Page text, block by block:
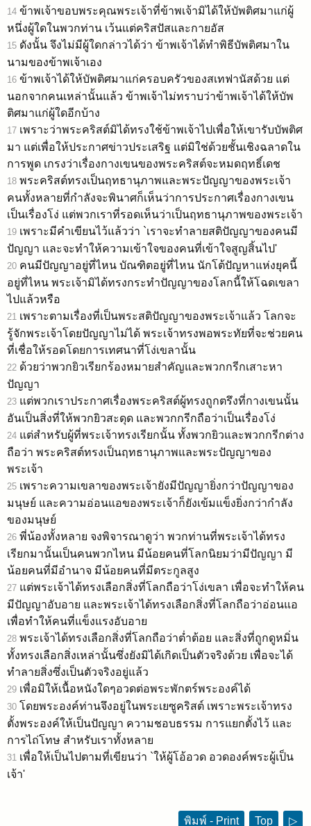
14 ข้าพเจ้าขอบพระคุณพระเจ้าที่ข้าพเจ้ามิได้ให้บัพติศมาแก่ผู้
หนึ่งผู้ใดในพวกท่าน เว้นแต่คริสปัสและกายอัส
15 ดังนั้น จึงไม่มีผู้ใดกล่าวได้ว่า ข้าพเจ้าได้ทำพิธีบัพติศมาใน
นามของข้าพเจ้าเอง
16 ข้าพเจ้าได้ให้บัพติศมาแก่ครอบครัวของสเทฟานัสด้วย แต่
นอกจากคนเหล่านั้นแล้ว ข้าพเจ้าไม่ทราบว่าข้าพเจ้าได้ให้บัพ
ติศมาแก่ผู้ใดอีกบ้าง
17 เพราะว่าพระคริสต์มิได้ทรงใช้ข้าพเจ้าไปเพื่อให้เขารับบัพติศ
มา แต่เพื่อให้ประกาศข่าวประเสริฐ แต่มิใช่ด้วยชั้นเชิงฉลาดใน
การพูด เกรงว่าเรื่องกางเขนของพระคริสต์จะหมดฤทธิ์เดช
18 พระคริสต์ทรงเป็นฤทธานุภาพและพระปัญญาของพระเจ้า
คนทั้งหลายที่กำลังจะพินาศก็เห็นว่าการประกาศเรื่องกางเขน
เป็นเรื่องโง่ แต่พวกเราที่รอดเห็นว่าเป็นฤทธานุภาพของพระเจ้า
19 เพราะมีคำเขียนไว้แล้วว่า `เราจะทำลายสติปัญญาของคนมี
ปัญญา และจะทำให้ความเข้าใจของคนที่เข้าใจสูญสิ้นไป'
20 คนมีปัญญาอยู่ที่ไหน บัณฑิตอยู่ที่ไหน นักโต้ปัญหาแห่งยุคนี้
อยู่ที่ไหน พระเจ้ามิได้ทรงกระทำปัญญาของโลกนี้ให้โฉดเขลา
ไปแล้วหรือ
21 เพราะตามเรื่องที่เป็นพระสติปัญญาของพระเจ้าแล้ว โลกจะ
รู้จักพระเจ้าโดยปัญญาไม่ได้ พระเจ้าทรงพอพระทัยที่จะช่วยคน
ที่เชื่อให้รอดโดยการเทศนาที่โง่เขลานั้น
22 ด้วยว่าพวกยิวเรียกร้องหมายสำคัญและพวกกรีกเสาะหา
ปัญญา
23 แต่พวกเราประกาศเรื่องพระคริสต์ผู้ทรงถูกตรึงที่กางเขนนั้น
อันเป็นสิ่งที่ให้พวกยิวสะดุด และพวกกรีกถือว่าเป็นเรื่องโง่
24 แต่สำหรับผู้ที่พระเจ้าทรงเรียกนั้น ทั้งพวกยิวและพวกกรีกต่าง
ถือว่า พระคริสต์ทรงเป็นฤทธานุภาพและพระปัญญาของ
พระเจ้า
25 เพราะความเขลาของพระเจ้ายังมีปัญญายิ่งกว่าปัญญาของ
มนุษย์ และความอ่อนแอของพระเจ้าก็ยังเข้มแข็งยิ่งกว่ากำลัง
ของมนุษย์
26 พี่น้องทั้งหลาย จงพิจารณาดูว่า พวกท่านที่พระเจ้าได้ทรง
เรียกมานั้นเป็นคนพวกไหน มีน้อยคนที่โลกนิยมว่ามีปัญญา มี
น้อยคนที่มีอำนาจ มีน้อยคนที่มีตระกูลสูง
27 แต่พระเจ้าได้ทรงเลือกสิ่งที่โลกถือว่าโง่เขลา เพื่อจะทำให้คน
มีปัญญาอับอาย และพระเจ้าได้ทรงเลือกสิ่งที่โลกถือว่าอ่อนแอ
เพื่อทำให้คนที่แข็งแรงอับอาย
28 พระเจ้าได้ทรงเลือกสิ่งที่โลกถือว่าต่ำต้อย และสิ่งที่ถูกดูหมิ่น
ทั้งทรงเลือกสิ่งเหล่านั้นซึ่งยังมิได้เกิดเป็นตัวจริงด้วย เพื่อจะได้
ทำลายสิ่งซึ่งเป็นตัวจริงอยู่แล้ว
29 เพื่อมิให้เนื้อหนังใดๆอวดต่อพระพักตร์พระองค์ได้
30 โดยพระองค์ท่านจึงอยู่ในพระเยซูคริสต์ เพราะพระเจ้าทรง
ตั้งพระองค์ให้เป็นปัญญา ความชอบธรรม การแยกตั้งไว้ และ
การไถ่โทษ สำหรับเราทั้งหลาย
31 เพื่อให้เป็นไปตามที่เขียนว่า `ให้ผู้โอ้อวด อวดองค์พระผู้เป็น
เจ้า'
พิมพ์ - Print Top ▷